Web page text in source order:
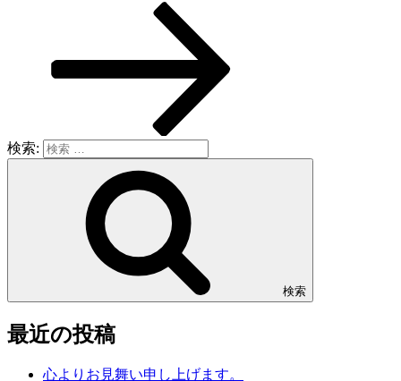
検索:
検索
最近の投稿
心よりお見舞い申し上げます。